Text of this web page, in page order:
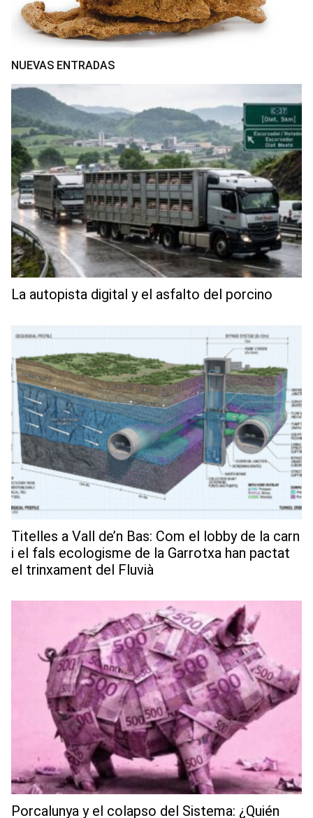
NUEVAS ENTRADAS
La autopista digital y el asfalto del porcino
Titelles a Vall de’n Bas: Com el lobby de la carn
i el fals ecologisme de la Garrotxa han pactat
el trinxament del Fluvià
Porcalunya y el colapso del Sistema: ¿Quién